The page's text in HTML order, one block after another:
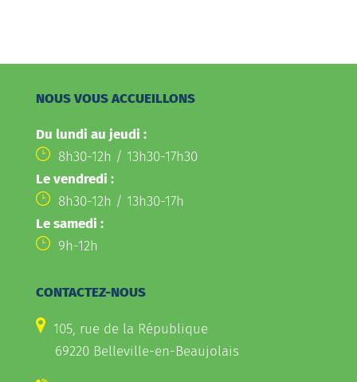
NOUS VOUS ACCUEILLONS
Du lundi au jeudi :
8h30-12h / 13h30-17h30
Le vendredi :
8h30-12h / 13h30-17h
Le samedi :
9h-12h
CONTACTEZ-NOUS
105, rue de la République
69220 Belleville-en-Beaujolais